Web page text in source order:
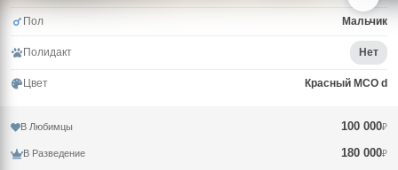
Пол Мальчик
Полидакт Нет
Цвет Красный MCO d
В Любимцы 100 000₽
В Разведение 180 000₽